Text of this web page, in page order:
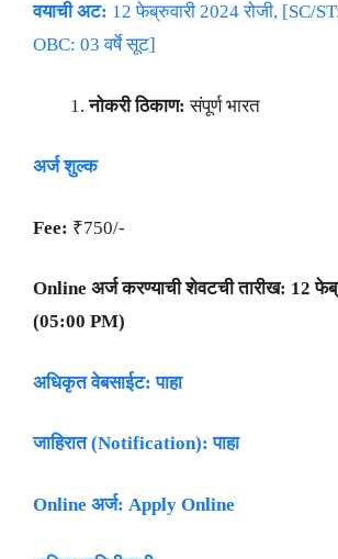
वयाची अट: 12 फेब्रुवारी 2024 रोजी, [SC/
OBC: 03 वर्षे सूट]
नोकरी ठिकाण:संपूर्ण भारत
अर्ज शुल्क
Fee: ₹750/-
Online अर्ज करण्याची शेवटची तारीख: 12
(05:00 PM)
अधिकृत वेबसाईट: पाहा
जाहिरात (Notification): पाहा
Online अर्ज: Apply Online